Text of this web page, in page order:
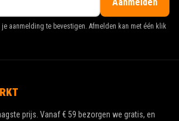
aanmelding te bevestigen. Afmelden kan met één klik
prijs. Vanaf€ 59 bezorgen we gratis, en